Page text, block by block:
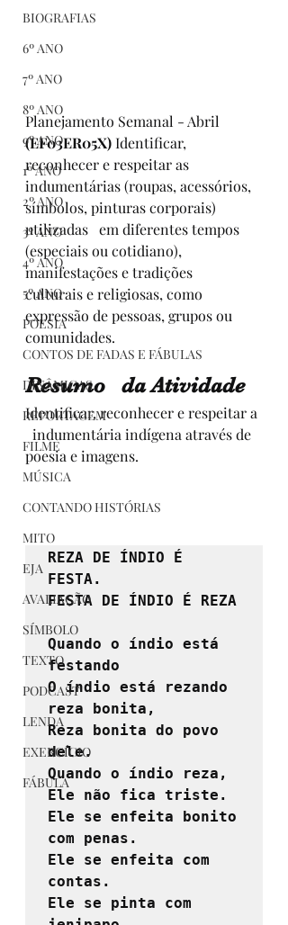
BIOGRAFIAS
6º ANO
7º ANO
8º ANO
9º ANO
1º ANO
2º ANO
3º ANO
4º ANO
5º ANO
POESIA
CONTOS DE FADAS E FÁBULAS
DINÂMICAS
REPORTAGEM
FILME
MÚSICA
CONTANDO HISTÓRIAS
MITO
EJA
AVALIAÇÃO
SÍMBOLO
TEXTO
PODCAST
LENDA
EXERCÍCIO
FÁBULA
Planejamento Semanal - Abril
(EF03ER05X) Identificar,
reconhecer e respeitar as
indumentárias (roupas, acessórios,
símbolos, pinturas corporais)
utilizadas   em diferentes tempos
(especiais ou cotidiano),
manifestações e tradições
culturais e religiosas, como
expressão de pessoas, grupos ou
comunidades.
Resumo   da Atividade
Identificar, reconhecer e respeitar a
  indumentária indígena através de
poesia e imagens.
REZA DE ÍNDIO É
FESTA.
FESTA DE ÍNDIO É REZA
Quando o índio está
festando
O índio está rezando
reza bonita,
Reza bonita do povo
dele.
Quando o índio reza,
Ele não fica triste.
Ele se enfeita bonito
com penas.
Ele se enfeita com
contas.
Ele se pinta com